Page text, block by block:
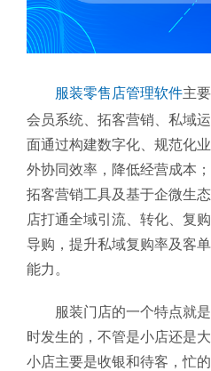
服装零售店管理软件主
会员系统、拓客营销、私域
面通过构建数字化、规范化
外协同效率，降低经营成本
拓客营销工具及基于企微生
店打通全域引流、转化、复
导购，提升私域复购率及客
能力。
服装门店的一个特点就
时发生的，不管是小店还是
小店主要是收银和待客，忙